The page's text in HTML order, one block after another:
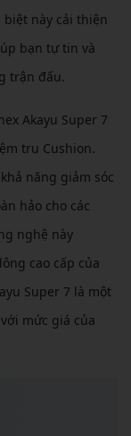
này cải thiện
bạn tự tin và
trận đấu.
Akayu Super 7
tru Cushion.
năng giảm sóc
hảo cho các
nghệ này
cao cấp của
Super 7 là một
mức giá của